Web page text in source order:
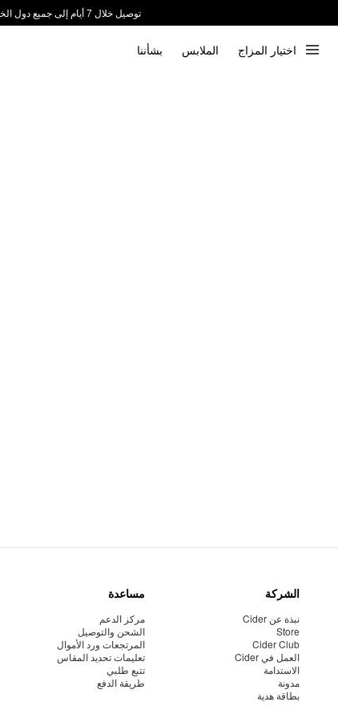
توصيل خلال 7 أيام إلى جميع دول الخليج
اختيار المزاج الملابس بشأننا
الشركة
نبذة عن Cider
Store
Cider Club
العمل في Cider
الاستدامة
مدونة
بطاقة هدية
مساعدة
مركز الدعم
الشحن والتوصيل
المرتجعات ورد الأموال
تعليمات تحديد المقاس
تتبع طلبي
طريقة الدفع